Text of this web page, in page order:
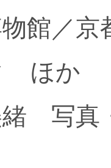
館／京
ほか
緒 写